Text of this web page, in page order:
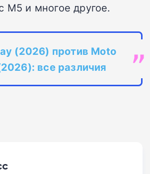
M5 и многое другое.
(2026) против Moto
все различия